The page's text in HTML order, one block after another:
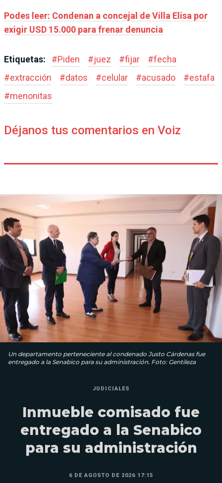
Podes leer: Condenan a concejal de Villa Elisa por
exigir USD 15.000 para frenar denuncia
Etiquetas: #Piden #juez #fijar #fecha
#extracción #datos #celular #acusado #estafa
#menonitas
Déjanos tus comentarios en Voiz
Un departamento perteneciente al condenado Justo Cárdenas fue
entregado a la Senabico para su administración. Foto: Gentileza
JUDICIALES
Inmueble comisado fue
entregado a la Senabico
para su administración
6 DE AGOSTO DE 2026 17:15